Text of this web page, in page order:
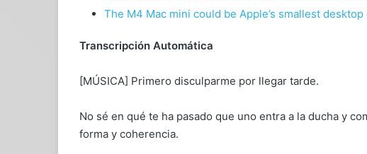
The M4 Mac mini could be Apple’s smallest
Transcripción Automática
[MÚSICA] Primero disculparme por llegar tarde.
No sé en qué te ha pasado que uno entra a la ducha y
forma y coherencia.